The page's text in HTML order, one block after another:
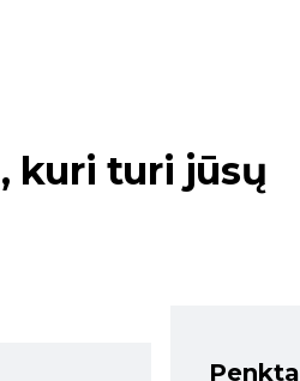
kuri turi jūsų